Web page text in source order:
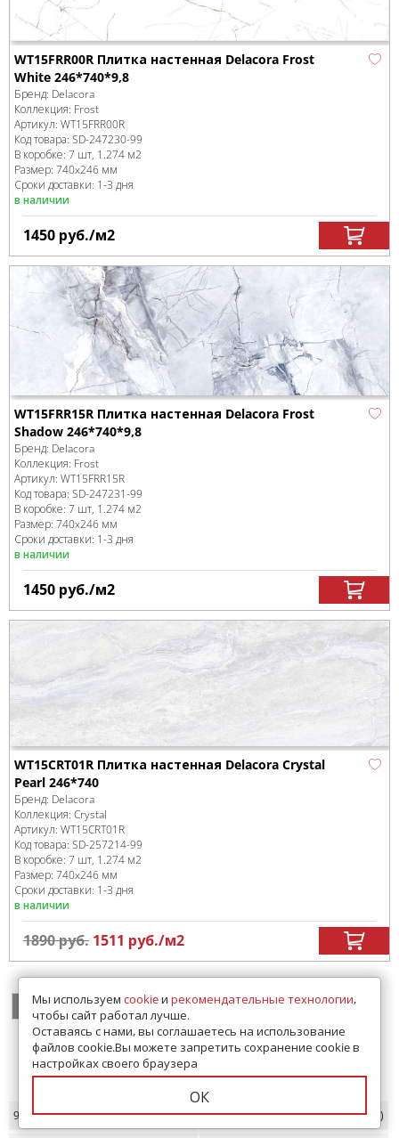
WT15FRR00R Плитка настенная Delacora Frost
White 246*740*9,8
Бренд: Delacora
Коллекция: Frost
Артикул: WT15FRR00R
Код товара: SD-247230-99
В коробке: 7 шт, 1.274 м2
Размер: 740x246 мм
Сроки доставки: 1-3 дня
в наличии
1450 руб./м2
WT15FRR15R Плитка настенная Delacora Frost
Shadow 246*740*9,8
Бренд: Delacora
Коллекция: Frost
Артикул: WT15FRR15R
Код товара: SD-247231-99
В коробке: 7 шт, 1.274 м2
Размер: 740x246 мм
Сроки доставки: 1-3 дня
в наличии
1450 руб./м2
WT15CRT01R Плитка настенная Delacora Crystal
Pearl 246*740
Бренд: Delacora
Коллекция: Crystal
Артикул: WT15CRT01R
Код товара: SD-257214-99
В коробке: 7 шт, 1.274 м2
Размер: 740x246 мм
Сроки доставки: 1-3 дня
в наличии
1890руб. 1511 руб./м2
2 >
Показать еще 27
9.9х9.9 (33) 10х10 (21)
Мы используем cookieи рекомендательные технологии,
чтобы сайт работал лучше.
Оставаясь с нами, вы соглашаетесь на использование
файлов cookie.Вы можете запретить сохранение cookie в
настройках своего браузера
ОК